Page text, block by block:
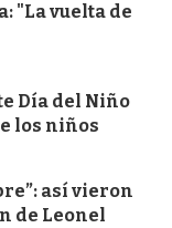
"La vuelta de
Día del Niño
los niños
así vieron
de Leonel